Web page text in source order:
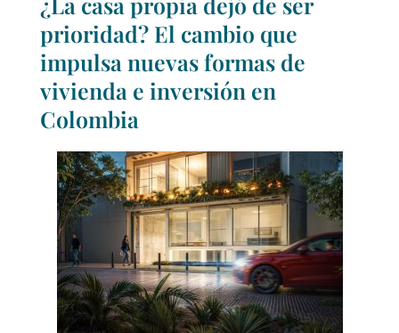
prioridad? El cambio que
impulsa nuevas formas de
vivienda e inversión en
Colombia